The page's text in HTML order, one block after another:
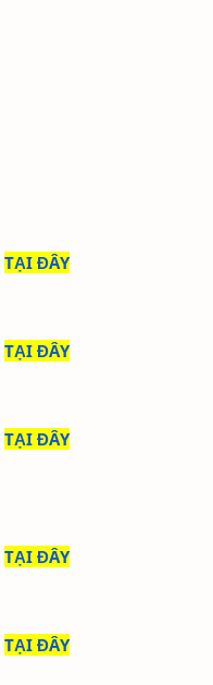
TẠI ĐÂY
TẠI ĐÂY
TẠI ĐÂY
TẠI ĐÂY
TẠI ĐÂY